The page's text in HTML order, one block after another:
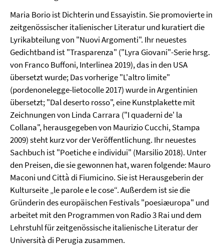
Maria Borio ist Dichterin und Essayistin. Sie promovierte in
zeitgenössischer italienischer Literatur und kuratiert die
Lyrikabteilung von "Nuovi Argomenti". Ihr neuestes
Gedichtband ist "Trasparenza" ("Lyra Giovani"-Serie hrsg.
von Franco Buffoni, Interlinea 2019), das in den USA
übersetzt wurde; Das vorherige "L'altro limite"
(pordenonelegge-lietocolle 2017) wurde in Argentinien
übersetzt; "Dal deserto rosso", eine Kunstplakette mit
Zeichnungen von Linda Carrara ("I quaderni de' la
Collana", herausgegeben von Maurizio Cucchi, Stampa
2009) steht kurz vor der Veröffentlichung. Ihr neuestes
Sachbuch ist "Poetiche e individui" (Marsilio 2018). Unter
den Preisen, die sie gewonnen hat, waren folgende: Mauro
Maconi und Città di Fiumicino. Sie ist Herausgeberin der
Kulturseite „le parole e le cose“. Außerdem ist sie die
Gründerin des europäischen Festivals "poesiæuropa" und
arbeitet mit den Programmen von Radio 3 Rai und dem
Lehrstuhl für zeitgenössische italienische Literatur der
Università di Perugia zusammen.